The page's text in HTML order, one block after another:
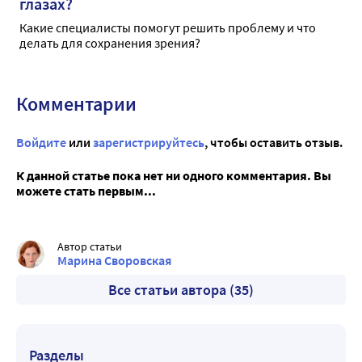
Какие специалисты помогут решить проблему и что
делать для сохранения зрения?
Комментарии
Войдите или зарегистрируйтесь, чтобы оставить отзыв.
К данной статье пока нет ни одного комментария. Вы
можете стать первым...
Автор статьи
Марина Своровская
Все статьи автора (35)
Разделы